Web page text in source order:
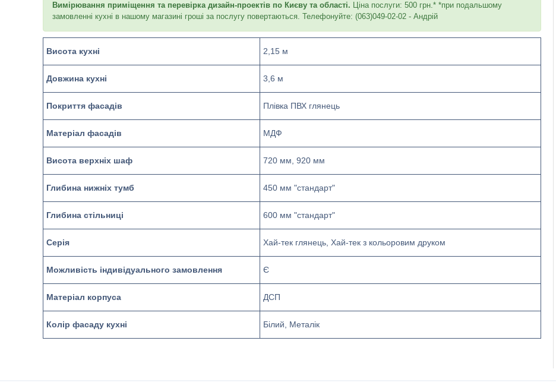
Вимірювання приміщення та перевірка дизайн-проектів по Києву та області. Ціна послуги: 500 грн.* *при подальшому
замовленні кухні в нашому магазині гроші за послугу повертаються. Телефонуйте: (063)049-02-02 - Андрій
Висота кухні 2,15 м
Довжина кухні 3,6 м
Покриття фасадів Плівка ПВХ глянець
Матеріал фасадів МДФ
Висота верхніх шаф 720 мм, 920 мм
Глибина нижніх тумб 450 мм "стандарт"
Глибина стільниці 600 мм "стандарт"
Серія Хай-тек глянець, Хай-тек з кольоровим друком
Можливість індивідуального замовлення Є
Матеріал корпуса ДСП
Колір фасаду кухні Білий, Металік